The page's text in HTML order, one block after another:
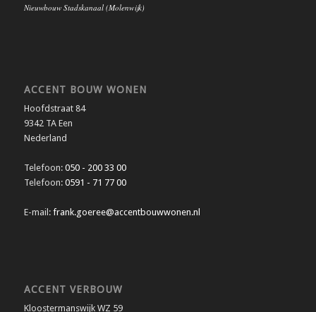
Nieuwbouw Stadskanaal (Molenwijk)
ACCENT BOUW WONEN
Hoofdstraat 84
9342 TA Een
Nederland
Telefoon: 050 - 200 33 00
Telefoon: 0591 - 71 77 00
E-mail: frank.goeree@accentbouwwonen.nl
ACCENT VERBOUW
Kloostermanswijk WZ 59